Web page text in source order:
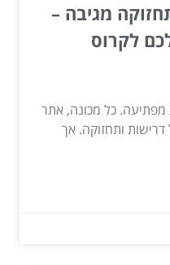
מגיבה –
לקרוס
מפתיעה. כל מכונה, אתר
ותחזוקה. אך